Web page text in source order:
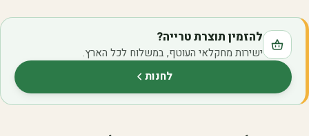
להזמין תוצרת טרייה?
ישירות מחקלאי העוטף, במשלוח לכל הארץ.
לחנות(נפתח בלשונית חדשה)